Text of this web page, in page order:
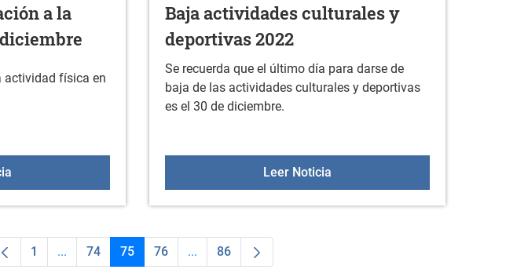
a la
actividad física en
Sesiones de orientación a la actividad física en diciembre
Baja actividades culturales y
deportivas 2022
Se recuerda que el último día para darse de
baja de las actividades culturales y deportivas
es el 30 de diciembre.
Leer Noticia
Página
1 ...Páginas intermedias Use TAB para desplazarse.
Página
74 Página
75 Página
76 ...Páginas intermedias Use TAB para desplazarse.
Página
86